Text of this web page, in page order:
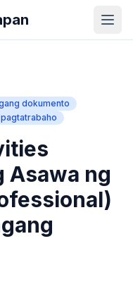
dokumento
pagtatrabaho
Asawa ng